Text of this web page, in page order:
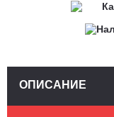
ОПИСАНИЕ